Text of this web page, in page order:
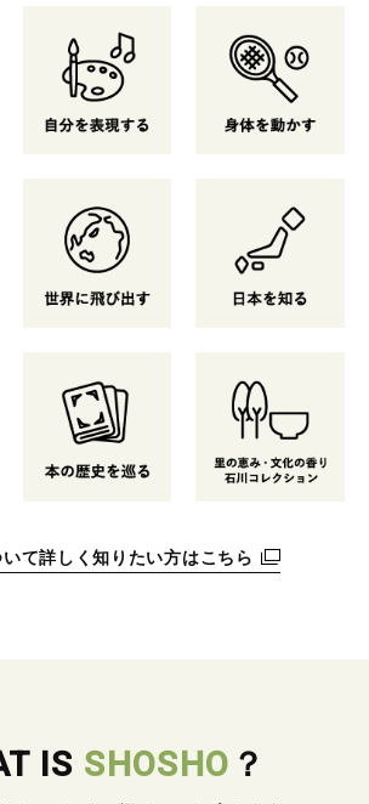
て詳しく知りたい方はこちら
IS SHOSHO ？